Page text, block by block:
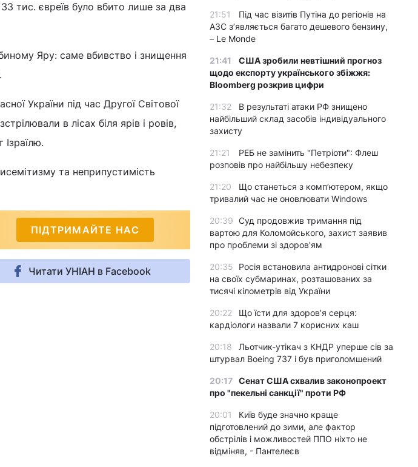
тис. євреїв було вбито лише за два
Яру: саме вбивство і знищення
України під час Другої Світової
в лісах біля ярів і ровів,
Ізраїлю.
та неприпустимість
ПІДТРИМАЙТЕ НАС
Читати УНІАН в Facebook
21:51
Під час візитів Путіна до регіонів на
АЗС з’являється багато дешевого бензину,
– Le Monde
21:41
США зробили невтішний прогноз
щодо експорту українського збіжжя:
Bloomberg розкрив цифри
21:32
В результаті атаки РФ знищено
найбільший склад засобів індивідуального
захисту
21:21
РЕБ не замінить "Петріоти": Флеш
розповів про найбільшу небезпеку
21:20
Що станеться з комп’ютером, якщо
тривалий час не оновлювати Windows
20:39 Суд продовжив тримання під
вартою для Коломойського, захист заявив
про проблеми зі здоров'ям
20:35
Росія встановила антидронові сітки
на своїх субмаринах, розташованих за
тисячі кілометрів від України
20:22
Що їсти для здоров’я серця:
кардіологи назвали 7 корисних каш
20:18
Льотчик-утікач з КНДР уперше сів за
штурвал Boeing 737 і був приголомшений
20:17 Сенат США схвалив законопроект
про "пекельні санкції" проти РФ
20:01
Київ буде значно краще
підготовлений до зими, але фактор
обстрілів і можливостей ППО ніхто не
відміняв, - Пантелеєв